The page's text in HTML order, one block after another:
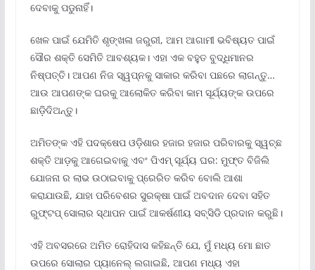
ଦେବାକୁ ପଡୁନାହିଁ।
ଖେଳ ପାଇଁ ଯେମିତି ଶୃଙ୍ଖଳା ଜରୁରୀ, ଆମ ଆଗାମୀ ଭବିଷ୍ୟତ ପାଇଁ
ସୌର ଶକ୍ତି ସେମିତି ଆବଶ୍ୟକ। ଏହା ଏକ ବହୁତ ବୁଦ୍ଧିମାନର
ନିଷ୍ପତ୍ତି। ଆପଣ ନିଜ ସ୍ୱପ୍ନକୁ ସାକାର କରିବା ପଛରେ ଲାଗନ୍ତୁ…
ଆଉ ଆପଣଙ୍କ ଘରକୁ ଆଲୋକିତ କରିବା କାମ ସୂର୍ଯ୍ୟଙ୍କ ଉପରେ
ଛାଡ଼ିଦିଅନ୍ତୁ।
ଅମିତଙ୍କ ଏହି ପଦକ୍ଷେପ ଓଡ଼ିଶାର ହଜାର ହଜାର ପରିବାରକୁ ସ୍ୱଚ୍ଛ
ଶକ୍ତି ଆଡ଼କୁ ଆଗେଇବାକୁ ଏବଂ ପିଏମ୍ ସୂର୍ଯ୍ୟ ଘର: ମୁଫ୍‌ତ ବିଜିଲି
ଯୋଜନା ର ଲାଭ ଉଠାଇବାକୁ ପ୍ରେରିତ କରିବ ବୋଲି ଆଶା
କରାଯାଉଛି, ଯାହା ପରିବେଶର ସୁରକ୍ଷା ପାଇଁ ଅବଦାନ ଦେବା ସହିତ
ରୁଫ୍‌ଟପ୍ ସୋଲାର ସ୍ଥାପନ ପାଇଁ ଆକର୍ଷଣୀୟ ସବ୍‌ସିଡି ପ୍ରଦାନ କରୁଛି।
ଏହି ଅବସରରେ ଅମିତ ରୋହିଦାସ କହିଛନ୍ତି ଯେ, ମୁଁ ମଧ୍ୟ ମୋ ଛାତ
ଉପରେ ସୋଲାର ପ୍ୟାନେଲ୍ ଲଗାଇଛି, ଆପଣ ମଧ୍ୟ ଏହା